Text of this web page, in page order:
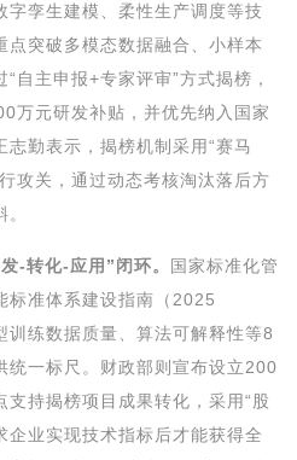
字孪生建模、柔性生产调度等技
突破多模态数据融合、小样本
自主申报+专家评审”方式揭榜，
万元研发补贴，并优先纳入国家
勤表示，揭榜机制采用“赛马
攻关，通过动态考核淘汰落后方
-转化-应用”闭环。
国家标准化管
标准体系建设指南（2025
训练数据质量、算法可解释性等8
统一标尺。财政部则宣布设立200
持揭榜项目成果转化，采用“股
企业实现技术指标后才能获得全